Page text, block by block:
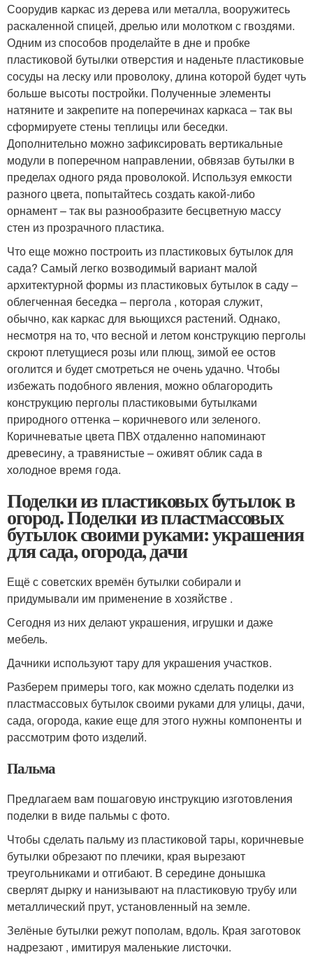
Соорудив каркас из дерева или металла, вооружитесь
раскаленной спицей, дрелью или молотком с гвоздями.
Одним из способов проделайте в дне и пробке
пластиковой бутылки отверстия и наденьте пластиковые
сосуды на леску или проволоку, длина которой будет чуть
больше высоты постройки. Полученные элементы
натяните и закрепите на поперечинах каркаса – так вы
сформируете стены теплицы или беседки.
Дополнительно можно зафиксировать вертикальные
модули в поперечном направлении, обвязав бутылки в
пределах одного ряда проволокой. Используя емкости
разного цвета, попытайтесь создать какой-либо
орнамент – так вы разнообразите бесцветную массу
стен из прозрачного пластика.
Что еще можно построить из пластиковых бутылок для
сада? Самый легко возводимый вариант малой
архитектурной формы из пластиковых бутылок в саду –
облегченная беседка – пергола , которая служит,
обычно, как каркас для вьющихся растений. Однако,
несмотря на то, что весной и летом конструкцию перголы
скроют плетущиеся розы или плющ, зимой ее остов
оголится и будет смотреться не очень удачно. Чтобы
избежать подобного явления, можно облагородить
конструкцию перголы пластиковыми бутылками
природного оттенка – коричневого или зеленого.
Коричневатые цвета ПВХ отдаленно напоминают
древесину, а травянистые – оживят облик сада в
холодное время года.
Поделки из пластиковых бутылок в
огород. Поделки из пластмассовых
бутылок своими руками: украшения
для сада, огорода, дачи
Ещё с советских времён бутылки собирали и
придумывали им применение в хозяйстве .
Сегодня из них делают украшения, игрушки и даже
мебель.
Дачники используют тару для украшения участков.
Разберем примеры того, как можно сделать поделки из
пластмассовых бутылок своими руками для улицы, дачи,
сада, огорода, какие еще для этого нужны компоненты и
рассмотрим фото изделий.
Пальма
Предлагаем вам пошаговую инструкцию изготовления
поделки в виде пальмы с фото.
Чтобы сделать пальму из пластиковой тары, коричневые
бутылки обрезают по плечики, края вырезают
треугольниками и отгибают. В середине донышка
сверлят дырку и нанизывают на пластиковую трубу или
металлический прут, установленный на земле.
Зелёные бутылки режут пополам, вдоль. Края заготовок
надрезают , имитируя маленькие листочки.